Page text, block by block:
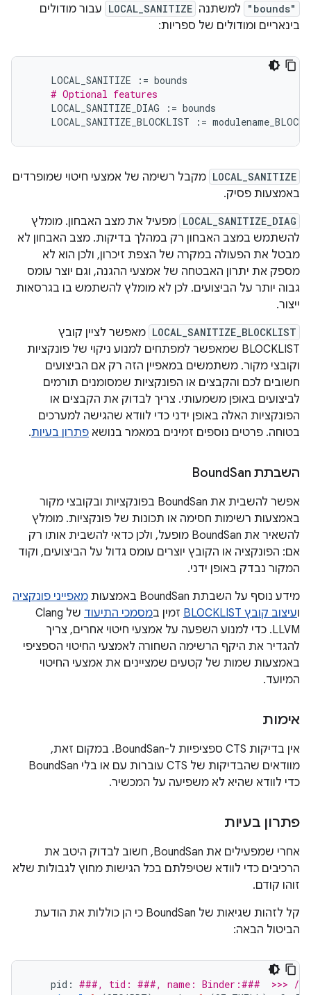
"bounds" למשתנה LOCAL_SANITIZE עבור מודולים
בינאריים ומודולים של ספריות:
LOCAL_SANITIZE := bounds
# Optional features
LOCAL_SANITIZE_DIAG
:= bounds
LOCAL_SANITIZE_BLOCKLIST
:=
LOCAL_SANITIZE מקבל רשימה של אמצעי חיטוי שמופרדים
באמצעות פסיק.
LOCAL_SANITIZE_DIAG מפעיל את מצב האבחון. מומלץ
להשתמש במצב האבחון רק במהלך בדיקות. מצב האבחון לא
מבטל את הפעולה במקרה של הצפת זיכרון, ולכן הוא לא
מספק את יתרון האבטחה של אמצעי ההגנה, וגם יוצר עומס
גבוה יותר על הביצועים. לכן לא מומלץ להשתמש בו בגרסאות
ייצור.
LOCAL_SANITIZE_BLOCKLIST מאפשר לציין קובץ
BLOCKLIST שמאפשר למפתחים למנוע ניקוי של פונקציות
וקובצי מקור. משתמשים במאפיין הזה רק אם הביצועים
חשובים לכם והקבצים או הפונקציות שמסומנים תורמים
לביצועים באופן משמעותי. צריך לבדוק את הקבצים או
הפונקציות האלה באופן ידני כדי לוודא שהגישה למערכים
בטוחה. פרטים נוספים זמינים במאמר בנושא פתרון בעיות.
השבתת Bound San
אפשר להשבית את BoundSan בפונקציות ובקובצי מקור
באמצעות רשימות חסימה או תכונות של פונקציות. מומלץ
להשאיר את BoundSan מופעל, ולכן כדאי להשבית אותו רק
אם: הפונקציה או הקובץ יוצרים עומס גדול על הביצועים, וקוד
המקור נבדק באופן ידני.
מידע נוסף על השבתת BoundSan באמצעות
מאפייני פונקציה
ועיצוב קובץ BLOCKLIST זמין במסמכי התיעוד
של Clang
LLVM. כדי למנוע השפעה על אמצעי חיטוי אחרים, צריך
להגדיר את היקף הרשימה השחורה לאמצעי החיטוי הספציפי
באמצעות שמות של קטעים שמציינים את אמצעי החיטוי
המיועד.
אימות
אין בדיקות CTS ספציפיות ל-BoundSan. במקום זאת,
מוודאים שהבדיקות של CTS עוברות עם או בלי BoundSan
כדי לוודא שהיא לא משפיעה על המכשיר.
פתרון בעיות
אחרי שמפעילים את BoundSan, חשוב לבדוק היטב את
הרכיבים כדי לוודא שטיפלתם בכל הגישות מחוץ לגבולות שלא
זוהו קודם.
קל לזהות שגיאות של BoundSan כי הן כוללות את הודעת
הביטול הבאה:
pid : ###, tid: ###, name: Binder:###  >>> /